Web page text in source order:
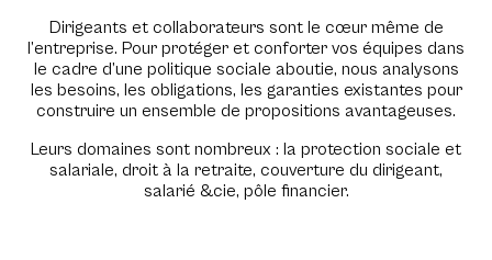
Dirigeants et collaborateurs sont le cœur même de
l’entreprise. Pour protéger et conforter vos équipes dans
le cadre d’une politique sociale aboutie, nous analysons
les besoins, les obligations, les garanties existantes pour
construire un ensemble de propositions avantageuses.
Leurs domaines sont nombreux : la protection sociale et
salariale, droit à la retraite, couverture du dirigeant,
salarié &cie, pôle financier.